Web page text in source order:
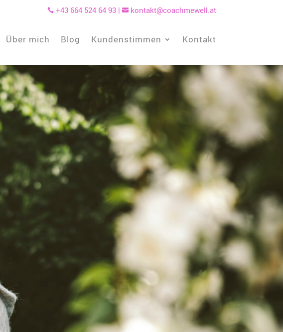
 +43 664 524 64 93| kontakt@coachmewell.at
Über mich Blog Kundenstimmen Kontakt